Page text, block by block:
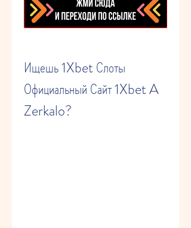
Ищешь 1Xbet Слоты
Официальный Сайт 1Xbet A
Zerkalo?